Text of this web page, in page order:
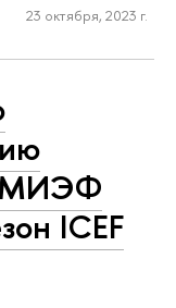
23 октября, 2023 г.
МИЭФ
ICEF